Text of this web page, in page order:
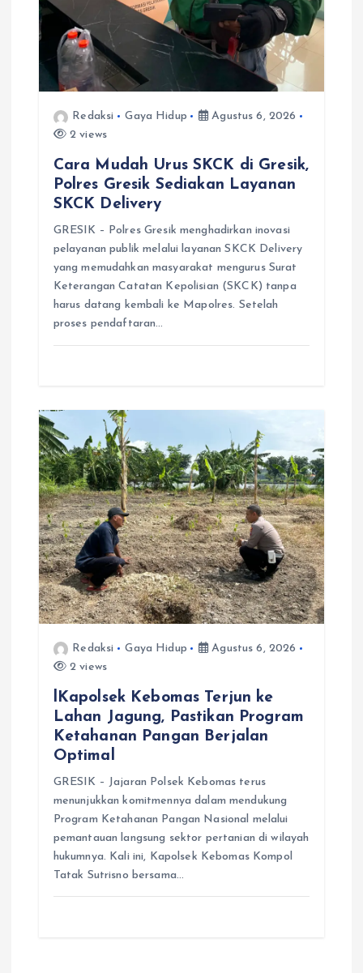
Redaksi Gaya Hidup
Agustus 6, 2026
2 views
Cara Mudah Urus SKCK di Gresik,
Polres Gresik Sediakan Layanan
SKCK Delivery
GRESIK – Polres Gresik menghadirkan inovasi
pelayanan publik melalui layanan SKCK Delivery
yang memudahkan masyarakat mengurus Surat
Keterangan Catatan Kepolisian (SKCK) tanpa
harus datang kembali ke Mapolres. Setelah
proses pendaftaran…
Redaksi Gaya Hidup
Agustus 6, 2026
2 views
lKapolsek Kebomas Terjun ke
Lahan Jagung, Pastikan Program
Ketahanan Pangan Berjalan
Optimal
GRESIK – Jajaran Polsek Kebomas terus
menunjukkan komitmennya dalam mendukung
Program Ketahanan Pangan Nasional melalui
pemantauan langsung sektor pertanian di wilayah
hukumnya. Kali ini, Kapolsek Kebomas Kompol
Tatak Sutrisno bersama…